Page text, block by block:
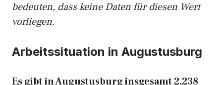
bedeuten, dass keine Daten für diesen Wert
vorliegen.
Arbeitssituation in Augustusburg
Es gibt in Augustusburg insgesamt 2.238